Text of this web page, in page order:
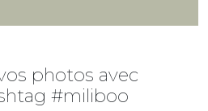
photos avec
#miliboo